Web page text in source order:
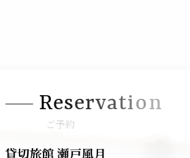
Reservation
ご予約
貸切旅館 瀬戸風月